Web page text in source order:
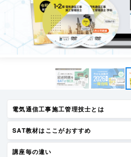
電気通信工事施工管理技士とは
SAT教材はここがおすすめ
講座毎の違い